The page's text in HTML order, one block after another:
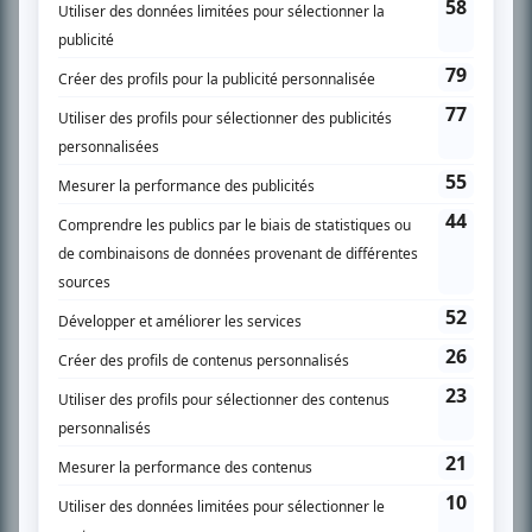
SUR LE RÉSEAU BIZZ MÉDIA
PLAN DU SITE
Accueil
Liste des oeuvres
Liste des comédiens
Recherche avancée
À propos
Nous contacter
Termes et conditions